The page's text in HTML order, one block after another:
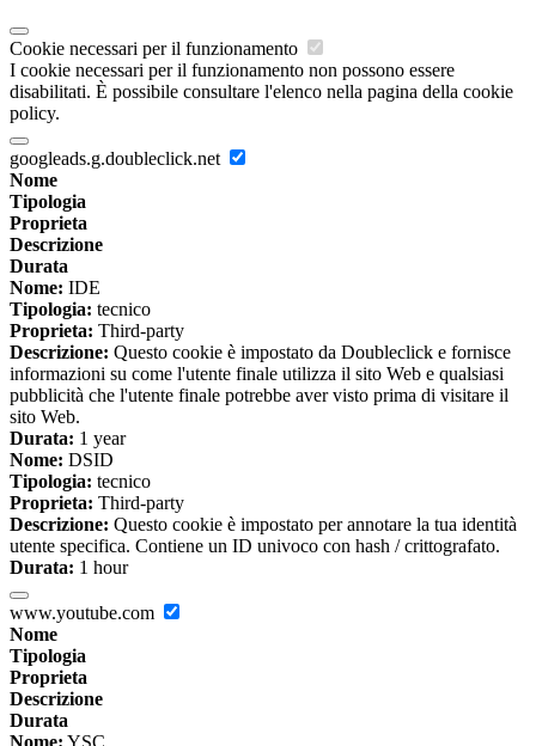
Cookie necessari per il funzionamento
I cookie necessari per il funzionamento non possono essere
disabilitati. È possibile consultare l'elenco nella pagina della cookie
policy.
googleads.g.doubleclick.net
Nome
Tipologia
Proprieta
Descrizione
Durata
Nome: IDE
Tipologia: tecnico
Proprieta: Third-party
Descrizione: Questo cookie è impostato da Doubleclick e fornisce
informazioni su come l'utente finale utilizza il sito Web e qualsiasi
pubblicità che l'utente finale potrebbe aver visto prima di visitare il
sito Web.
Durata: 1 year
Nome: DSID
Tipologia: tecnico
Proprieta: Third-party
Descrizione: Questo cookie è impostato per annotare la tua identità
utente specifica. Contiene un ID univoco con hash / crittografato.
Durata: 1 hour
www.youtube.com
Nome
Tipologia
Proprieta
Descrizione
Durata
Nome: YSC